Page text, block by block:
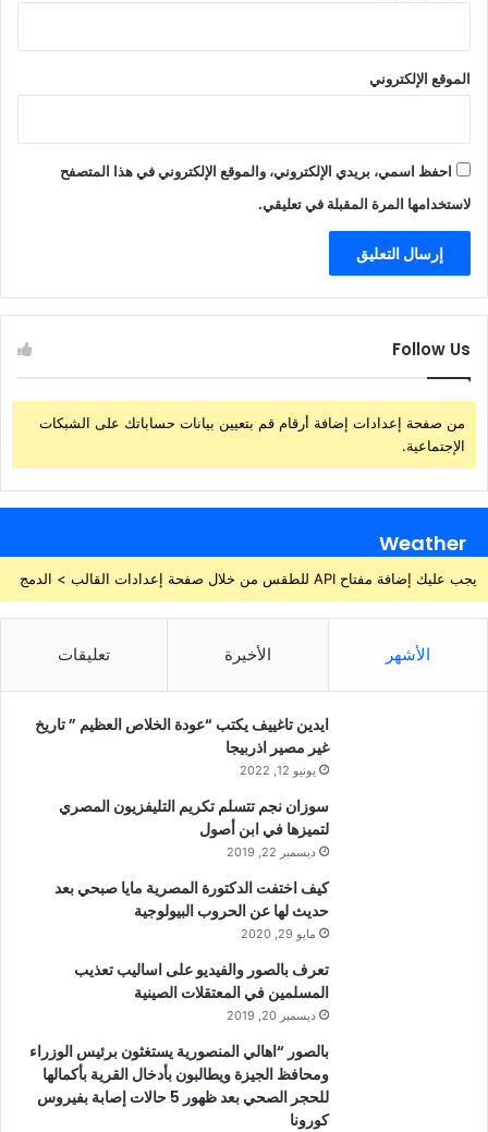
الموقع الإلكتروني
احفظ اسمي، بريدي الإلكتروني، والموقع الإلكتروني في هذا المتصفح
لاستخدامها المرة المقبلة في تعليقي.
Follow Us
من صفحة إعدادات إضافة أرقام قم بتعيين بيانات حساباتك على الشبكات
الإجتماعية.
Weather
يجب عليك إضافة مفتاح API للطقس من خلال صفحة إعدادات القالب > الدمج
الأشهر الأخيرة تعليقات
ايدين تاغييف يكتب “عودة الخلاص العظيم ” تاريخ
غير مصير اذربيجا
يونيو 12, 2022
سوزان نجم تتسلم تكريم التليفزيون المصري
لتميزها في ابن أصول
ديسمبر 22, 2019
كيف اختفت الدكتورة المصرية مايا صبحي بعد
حديث لها عن الحروب البيولوجية
مايو 29, 2020
تعرف بالصور والفيديو على اساليب تعذيب
المسلمين في المعتقلات الصينية
ديسمبر 20, 2019
بالصور “اهالي المنصورية يستغثون برئيس الوزراء
ومحافظ الجيزة ويطالبون بأدخال القرية بأكمالها
للحجر الصحي بعد ظهور 5 حالات إصابة بفيروس
كورونا